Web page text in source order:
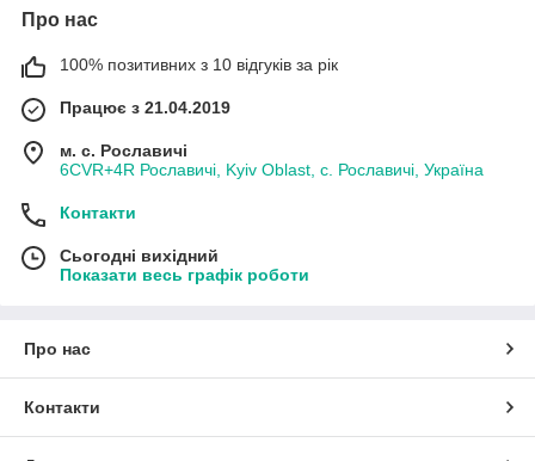
Про нас
100% позитивних з 10 відгуків за рік
Працює з 21.04.2019
м. с. Рославичі
6CVR+4R Рославичі, Kyiv Oblast, с. Рославичі, Україна
Контакти
Сьогодні вихідний
Показати весь графік роботи
Про нас
Контакти